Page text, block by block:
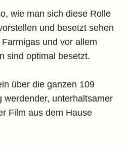
wie man sich diese Rolle
und besetzt sehen
und vor allem
sind optimal besetzt.
über die ganzen 109
werdender, unterhaltsamer
Film aus dem Hause